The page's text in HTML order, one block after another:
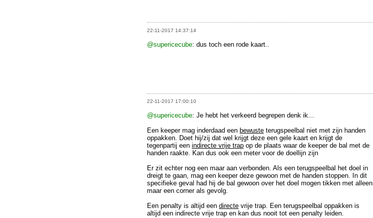
22-11-2017 14:37:14
@supericecube: dus toch een rode kaart..
22-11-2017 17:00:10
@supericecube: Je hebt het verkeerd begrepen denk ik...
Een keeper mag inderdaad een bewuste terugspeelbal niet met zijn handen
oppakken. Doet hij/zij dat wel krijgt deze een gele kaart en krijgt de
tegenpartij een indirecte vrije trap op de plaats waar de keeper de bal met de
handen raakte. Kan dus ook een meter voor de doellijn zijn
Er zit echter nog een maar aan verbonden. Als een terugspeelbal het doel in
dreigt te gaan, mag een keeper deze gewoon met de handen stoppen. In dit
specifieke geval had hij de bal gewoon over het doel mogen tikken met alleen
maar een corner als gevolg.
Een penalty is altijd een directe vrije trap. Een terugspeelbal oppakken is
altijd een indirecte vrije trap en kan dus nooit tot een penalty leiden.